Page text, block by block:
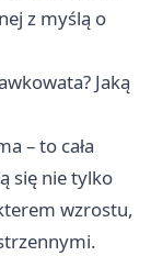
z myślą o
Jaką
– to cała
się nie tylko
wzrostu,